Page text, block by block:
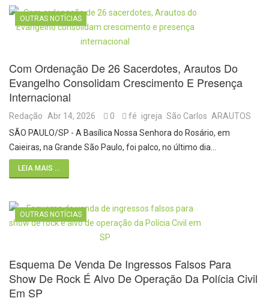
OUTRAS NOTÍCIAS
Com Ordenação De 26 Sacerdotes, Arautos Do
Evangelho Consolidam Crescimento E Presença
Internacional
Redação Abr 14, 2026 0 fé igreja São Carlos ARAUTOS
SÃO PAULO/SP - A Basílica Nossa Senhora do Rosário, em
Caieiras, na Grande São Paulo, foi palco, no último dia…
LEIA MAIS ...
OUTRAS NOTÍCIAS
Esquema De Venda De Ingressos Falsos Para
Show De Rock É Alvo De Operação Da Polícia Civil
Em SP